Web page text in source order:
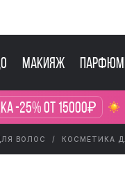
Макияж
-25% от 15000₽
ВОЛОС КОСМЕТИКА